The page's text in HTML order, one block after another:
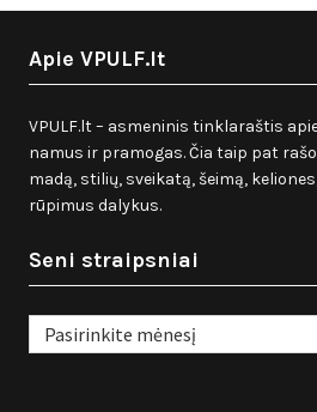
Apie VPULF.lt
VPULF.lt – asmeninis tinklaraštis
namus ir pramogas. Čia taip pat
madą, stilių, sveikatą, šeimą,
rūpimus dalykus.
Seni straipsniai
Seni
straipsniai